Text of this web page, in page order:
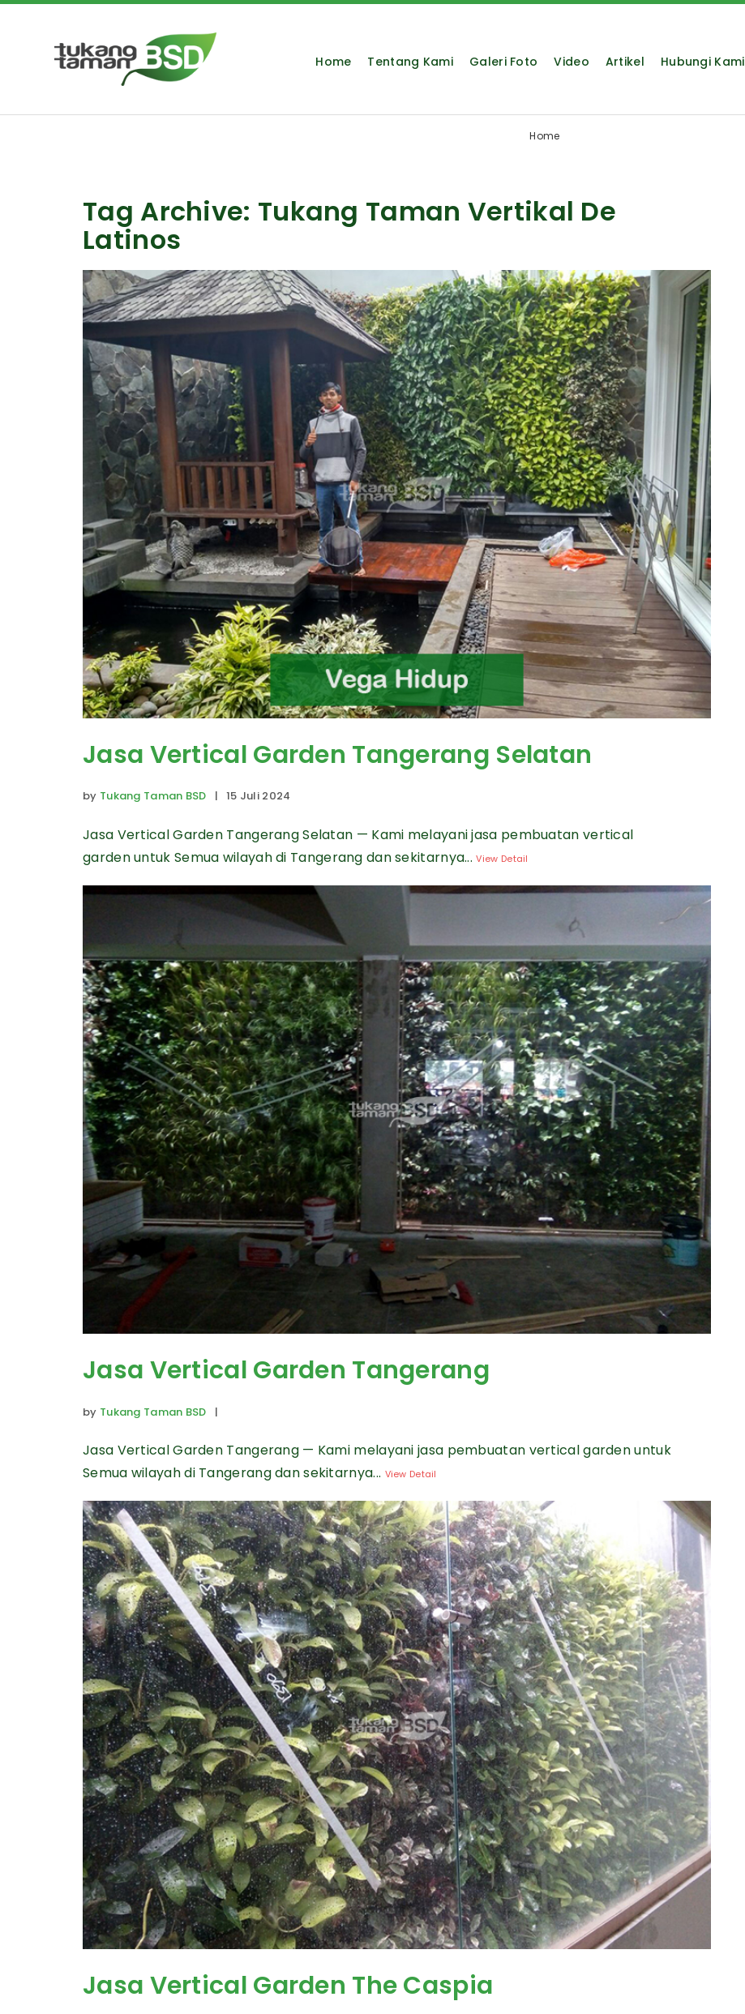
Home Tentang Kami Galeri Foto Video Artikel Hubungi Kami
Home
Tag Archive: Tukang Taman Vertikal De
Latinos
Jasa Vertical Garden Tangerang Selatan
by Tukang Taman BSD | 15 Juli 2024
Jasa Vertical Garden Tangerang Selatan — Kami melayani jasa pembuatan vertical
garden untuk Semua wilayah di Tangerang dan sekitarnya...View Detail
Jasa Vertical Garden Tangerang
by Tukang Taman BSD |
Jasa Vertical Garden Tangerang — Kami melayani jasa pembuatan vertical garden untuk
Semua wilayah di Tangerang dan sekitarnya... View Detail
Jasa Vertical Garden The Caspia